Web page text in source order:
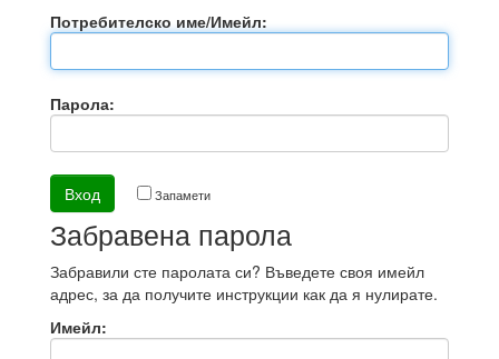
Потребителско име/Имейл:
Парола:
Запамети
Забравена парола
Забравили сте паролата си? Въведете своя имейл
адрес, за да получите инструкции как да я нулирате.
Имейл: